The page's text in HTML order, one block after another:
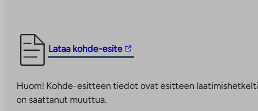
Lataa kohde-esite
Linkki
palveluun.
Linkki
Huom! Kohde-esitteen tiedot ovat esitteen
on saattanut muuttua.